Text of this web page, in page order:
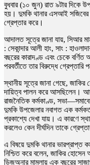
বুধবার (১০ জুন) রাত ৯টার দিকে
হয়। দুমকি থানার এসআই সজিবের
গ্রেপ্তার করে।
আদালত সূত্রে জানা যায়, সিআর
: সেকান্দার আলী হাং, সাং :
বছরের কারাদণ্ড এবং চেকে বর্ণিত
পরবর্তীতে তার বিরুদ্ধে
স্থানীয় সূত্রে জানা গেছে,
দায়িত্ব পালন করে আসছিলেন।
রাজনৈতিক কর্মকাণ্ড,
দুমকি উপজেলার নবাগত এক
প্রকাশ্যে দেখা যায়। এ কারণে
করলেও কেন দীর্ঘদিন তাকে
এ বিষয়ে দুমকি থানার ভারপ্রাপ্ত
নিশ্চিত করে বলেন, জাকির
ডিজঅনার মামলায় এক বছরের